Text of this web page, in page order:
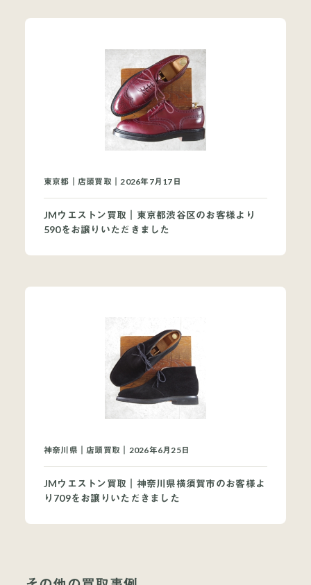
東京都｜店頭買取｜2026年7月17日
JMウエストン買取｜東京都渋谷区のお客様より
590をお譲りいただきました
神奈川県｜店頭買取｜2026年6月25日
JMウエストン買取｜神奈川県横須賀市のお客様よ
り709をお譲りいただきました